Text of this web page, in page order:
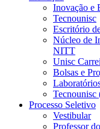
Inovação e
Tecnounisc
Escritório
Núcleo de
NITT
Unisc
Bolsas e
Tecnounisc
Processo Seletivo
Vestibular
Professor